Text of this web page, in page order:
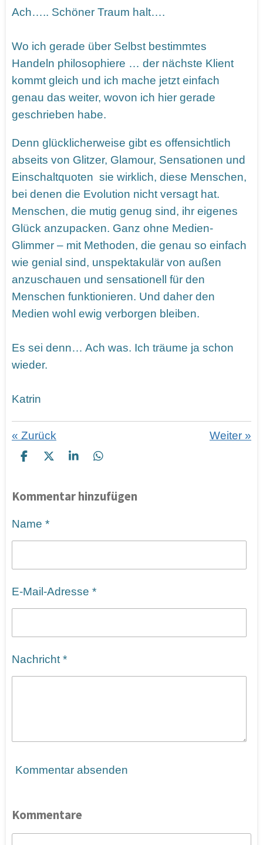
Ach….. Schöner Traum halt….
Wo ich gerade über Selbst bestimmtes
Handeln philosophiere … der nächste Klient
kommt gleich und ich mache jetzt einfach
genau das weiter, wovon ich hier gerade
geschrieben habe.
Denn glücklicherweise gibt es offensichtlich
abseits von Glitzer, Glamour, Sensationen und
Einschaltquoten sie wirklich, diese Menschen,
bei denen die Evolution nicht versagt hat.
Menschen, die mutig genug sind, ihr eigenes
Glück anzupacken. Ganz ohne Medien-
Glimmer – mit Methoden, die genau so einfach
wie genial sind, unspektakulär von außen
anzuschauen und sensationell für den
Menschen funktionieren. Und daher den
Medien wohl ewig verborgen bleiben.
Es sei denn… Ach was. Ich träume ja schon
wieder.
Katrin
« Zurück Weiter »
T
l
T
l
T
l
T
l
Kommentar hinzufügen
Name *
E-Mail-Adresse *
Nachricht *
Kommentar absenden
Kommentare